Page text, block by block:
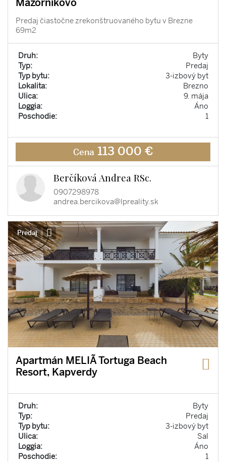
Mazorníkovo
Predaj čiastočne zrekonštruovaného bytu v Brezne
69m2
Druh:
Byty
Typ:
Predaj
Typ bytu:
3-izbový byt
Lokalita:
Brezno
Ulica:
9. mája
Loggia:
Áno
Poschodie:
1
Cena 113 000 €
Berčíková Andrea RSc.
0907298978
andrea.bercikova@lpreality.sk
Predaj
Apartmán MELIÃ Tortuga Beach
Resort, Kapverdy
Druh:
Byty
Typ:
Predaj
Typ bytu:
3-izbový byt
Ulica:
Sal
Loggia:
Áno
Poschodie:
1